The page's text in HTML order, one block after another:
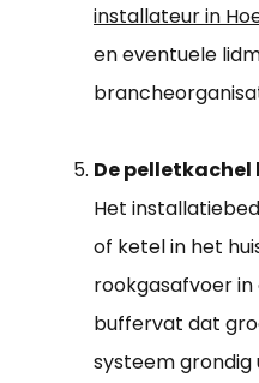
installateur in
en eventuele
De
Het
of ketel in het
rookgasafvoer in
buffervat dat
systeem grondig